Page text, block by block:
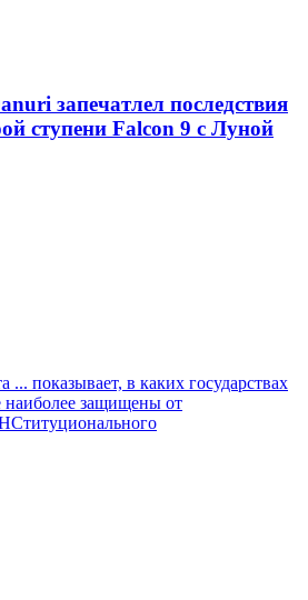
запечатлел последствия
ступени Falcon 9 с Луной
... показывает, в каких государствах
наиболее защищены от